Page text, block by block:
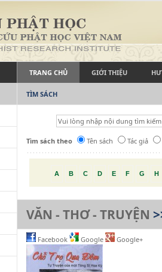
TRANG CHỦ GIỚI THIỆU
TÌM SÁCH
Tìm sách theo Tên sách Tác giả
A B C D E F G H
VĂN - THƠ - TRUYỆN
Facebook Google Google+